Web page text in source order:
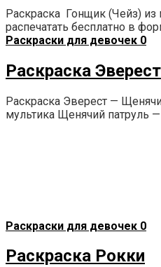
Раскраска Гонщик (Чейз) из
распечатать бесплатно в
Раскраски для девочек 0
Раскраска Эверест
Раскраска Эверест —
мультика Щенячий патруль
Раскраски для девочек 0
Раскраска Рокки